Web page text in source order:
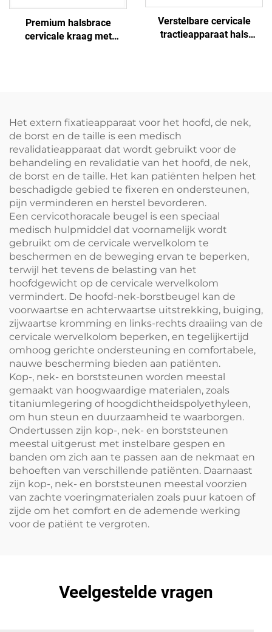
Premium halsbrace
cervicale kraag met
Verstelbare cervicale
tractieapparaat hals
Het extern fixatieapparaat voor het hoofd, de nek,
de borst en de taille is een medisch
revalidatieapparaat dat wordt gebruikt voor de
behandeling en revalidatie van het hoofd, de nek,
de borst en de taille. Het kan patiënten helpen het
beschadigde gebied te fixeren en ondersteunen,
pijn verminderen en herstel bevorderen.
Een cervicothoracale beugel is een speciaal
medisch hulpmiddel dat voornamelijk wordt
gebruikt om de cervicale wervelkolom te
beschermen en de beweging ervan te beperken,
terwijl het tevens de belasting van het
hoofdgewicht op de cervicale wervelkolom
vermindert. De hoofd-nek-borstbeugel kan de
voorwaartse en achterwaartse uitstrekking, buiging,
zijwaartse kromming en links-rechts draaiing van de
cervicale wervelkolom beperken, en tegelijkertijd
omhoog gerichte ondersteuning en comfortabele,
nauwe bescherming bieden aan patiënten.
Kop-, nek- en borststeunen worden meestal
gemaakt van hoogwaardige materialen, zoals
titaniumlegering of hoogdichtheidspolyethyleen,
om hun steun en duurzaamheid te waarborgen.
Ondertussen zijn kop-, nek- en borststeunen
meestal uitgerust met instelbare gespen en
banden om zich aan te passen aan de nekmaat en
behoeften van verschillende patiënten. Daarnaast
zijn kop-, nek- en borststeunen meestal voorzien
van zachte voeringmaterialen zoals puur katoen of
zijde om het comfort en de ademende werking
voor de patiënt te vergroten.
Veelgestelde vragen